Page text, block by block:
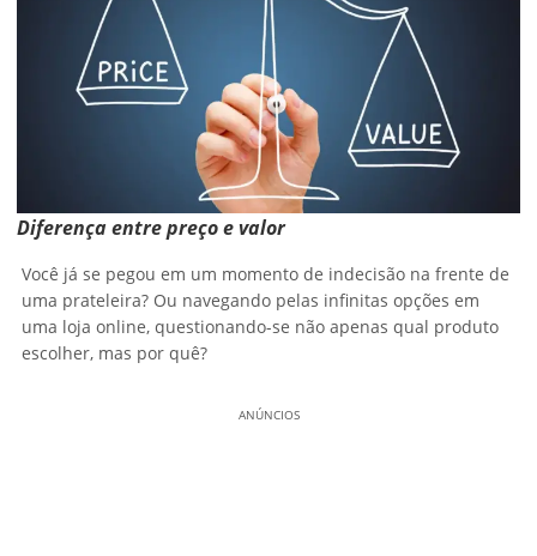
Diferença entre preço e valor
Você já se pegou em um momento de indecisão na frente de
uma prateleira? Ou navegando pelas infinitas opções em
uma loja online, questionando-se não apenas qual produto
escolher, mas por quê?
ANÚNCIOS